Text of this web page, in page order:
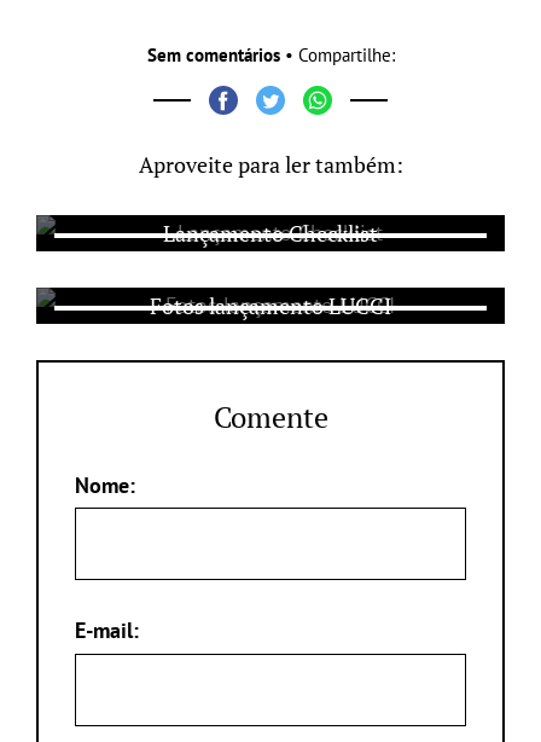
Sem comentários• Compartilhe:
Aproveite para ler também:
Lançamento Checklist
Fotos lançamento LUCCI
Comente
Nome:
E-mail: